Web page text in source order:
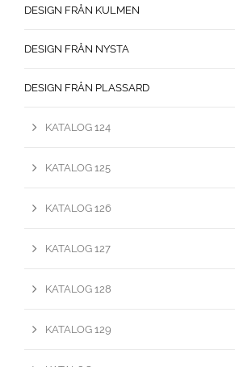
DESIGN FRÅN KULMEN
DESIGN FRÅN NYSTA
DESIGN FRÅN PLASSARD
KATALOG 124
KATALOG 125
KATALOG 126
KATALOG 127
KATALOG 128
KATALOG 129